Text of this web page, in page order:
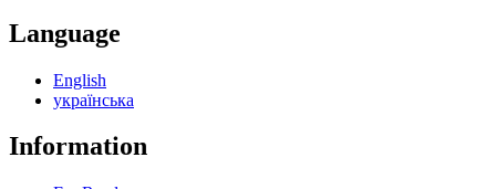
Language
English
українська
Information